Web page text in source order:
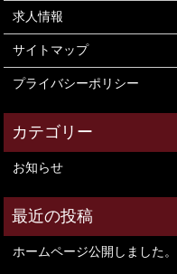
求人情報
サイトマップ
プライバシーポリシー
お知らせ
ホームページ公開しました。